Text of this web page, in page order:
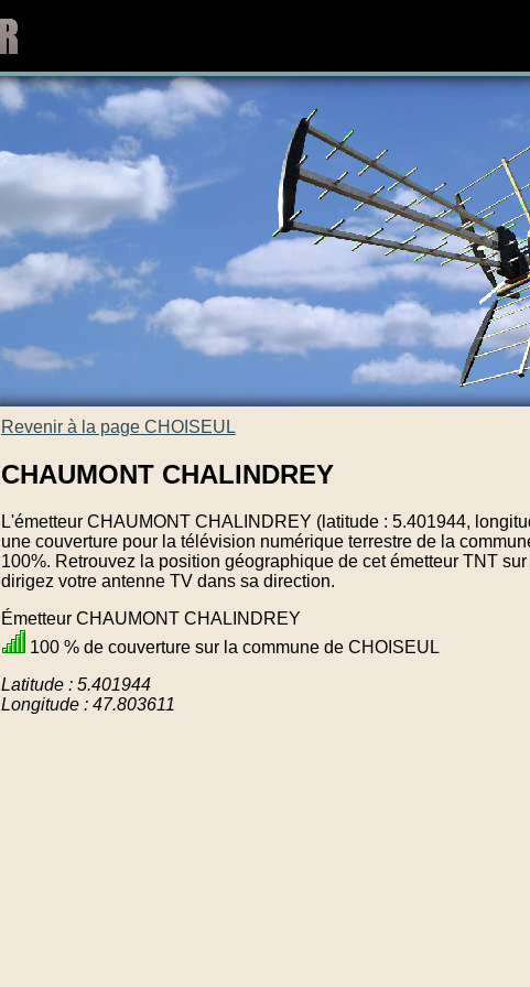
Revenir à la page CHOISEUL
CHAUMONT CHALINDREY
L'émetteur CHAUMONT CHALINDREY (latitude : 5.401944,
une couverture pour la télévision numérique terrestre de la
100%. Retrouvez la position géographique de cet émetteur TNT
dirigez votre antenne TV dans sa direction.
Émetteur CHAUMONT CHALINDREY
100 % de couverture sur la commune de CHOISEUL
Latitude : 5.401944
Longitude : 47.803611